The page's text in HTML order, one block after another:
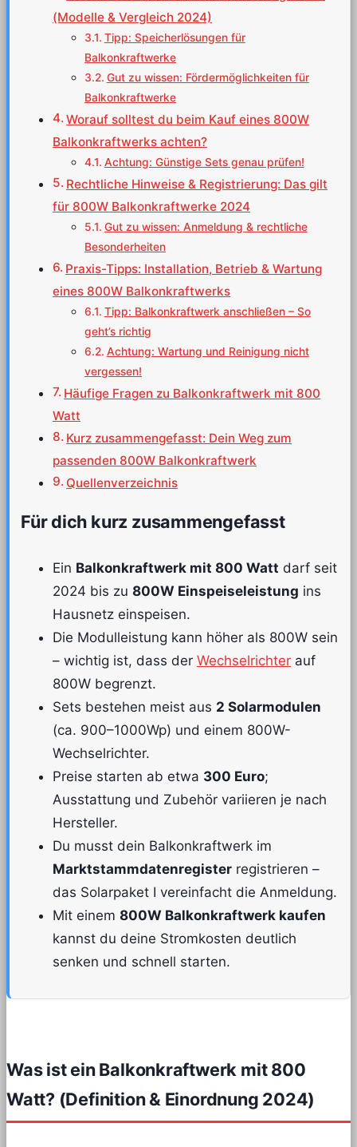
(Modelle & Vergleich 2024)
Tipp: Speicherlösungen für
Balkonkraftwerke
Gut zu wissen: Fördermöglichkeiten für
Balkonkraftwerke
Worauf solltest du beim Kauf eines 800W
Balkonkraftwerks achten?
Achtung: Günstige Sets genau prüfen!
Rechtliche Hinweise & Registrierung: Das gilt
für 800W Balkonkraftwerke 2024
Gut zu wissen: Anmeldung & rechtliche
Besonderheiten
Praxis-Tipps: Installation, Betrieb & Wartung
eines 800W Balkonkraftwerks
Tipp: Balkonkraftwerk anschließen – So
geht’s richtig
Achtung: Wartung und Reinigung nicht
vergessen!
Häufige Fragen zu Balkonkraftwerk mit 800
Watt
Kurz zusammengefasst: Dein Weg zum
passenden 800W Balkonkraftwerk
Quellenverzeichnis
Für dich kurz zusammengefasst
Ein Balkonkraftwerk mit 800 Watt darf seit
2024 bis zu 800W Einspeiseleistung ins
Hausnetz einspeisen.
Die Modulleistung kann höher als 800W sein
– wichtig ist, dass der Wechselrichter auf
800W begrenzt.
Sets bestehen meist aus 2 Solarmodulen
(ca. 900–1000Wp) und einem 800W-
Wechselrichter.
Preise starten ab etwa 300 Euro;
Ausstattung und Zubehör variieren je nach
Hersteller.
Du musst dein Balkonkraftwerk im
Marktstammdatenregister registrieren –
das Solarpaket I vereinfacht die Anmeldung.
Mit einem 800W Balkonkraftwerk kaufen
kannst du deine Stromkosten deutlich
senken und schnell starten.
Was ist ein Balkonkraftwerk mit 800
Watt? (Definition & Einordnung 2024)